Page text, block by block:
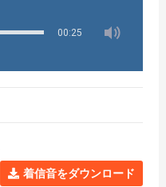
00:25
着信音をダウンロード